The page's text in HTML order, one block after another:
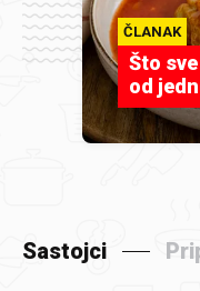
ČLANAK
Što
od
Sastojci